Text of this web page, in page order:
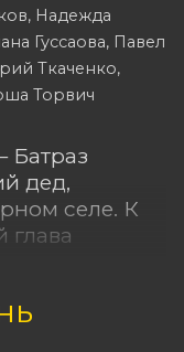
Надежда
Гуссаова, Павел
Ткаченко,
Торвич
Батраз
дед,
селе. К
глава
потому